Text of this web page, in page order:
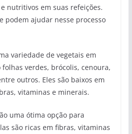
nutritivos em suas refeições.
podem ajudar nesse processo
variedade de vegetais em
folhas verdes, brócolis, cenoura,
outros. Eles são baixos em
vitaminas e minerais.
uma ótima opção para
são ricas em fibras, vitaminas